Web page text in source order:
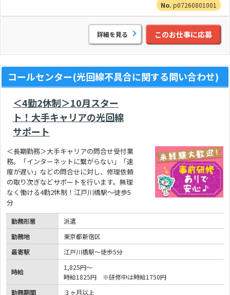
p07260801001
詳細を見る このお仕事に応募
コールセンター(光回線不具合に関する問い合わせ)
＜4勤2休制＞10月スター
ト！大手キャリアの光回線
サポート
＜長期勤務＞大手キャリアの問合せ受付業
務。「インターネットに繋がらない」「速
度が遅い」などの問合せに対し、修理依頼
の取り次ぎなどサポートを行います。無理
なく働ける4勤2休制！江戸川橋駅～徒歩5
分
勤務形態
派遣
勤務地
東京都新宿区
最寄駅
江戸川橋駅～徒歩5分
時給
1,825円～
時給1825円 ※研修中は時給1750円
勤務期間
３ヶ月以上